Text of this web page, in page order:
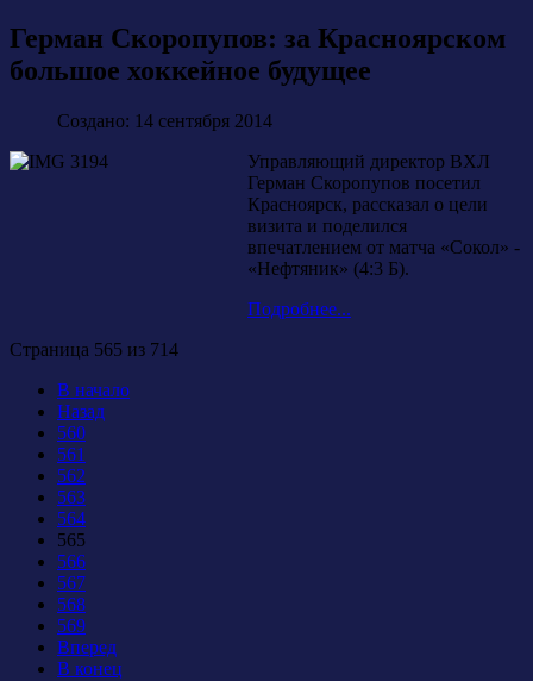
Герман Скоропупов: за Красноярском
большое хоккейное будущее
Создано: 14 сентября 2014
Управляющий директор ВХЛ
Герман Скоропупов посетил
Красноярск, рассказал о цели
визита и поделился
впечатлением от матча «Сокол» -
«Нефтяник» (4:3 Б).
Подробнее...
Страница 565 из 714
В начало
Назад
560
561
562
563
564
565
566
567
568
569
Вперед
В конец